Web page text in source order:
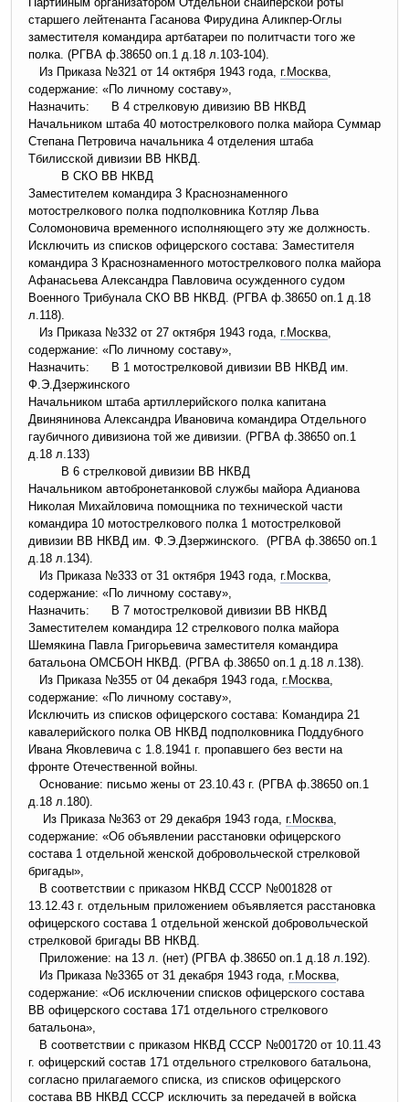
старшего лейтенанта Гасанова Фирудина Аликпер-Оглы
заместителя командира артбатареи по политчасти того же
полка. (РГВА ф.38650 оп.1 д.18 л.103-104).
Из Приказа №321 от 14 октября 1943 года, г.Москва
содержание: «По личному составу»,
Назначить: В 4 стрелковую дивизию ВВ НКВД
Начальником штаба 40 мотострелкового полка майора Суммар
Степана Петровича начальника 4 отделения штаба
Тбилисской дивизии ВВ НКВД.
В СКО ВВ НКВД
Заместителем командира 3 Краснознаменного
мотострелкового полка подполковника Котляр Льва
Соломоновича временного исполняющего эту же должность.
Исключить из списков офицерского состава: Заместителя
командира 3 Краснознаменного мотострелкового полка майора
Афанасьева Александра Павловича осужденного судом
Военного Трибунала СКО ВВ НКВД. (РГВА ф.38650 оп.1 д.18
л.118).
Из Приказа №332 от 27 октября 1943 года, г.Москва
содержание: «По личному составу»,
Назначить: В 1 мотострелковой дивизии ВВ НКВД им.
Ф.Э.Дзержинского
Начальником штаба артиллерийского полка капитана
Двинянинова Александра Ивановича командира Отдельного
гаубичного дивизиона той же дивизии. (РГВА ф.38650 оп.1
д.18 л.133)
В 6 стрелковой дивизии ВВ НКВД
Начальником автобронетанковой службы майора Адианова
Николая Михайловича помощника по технической части
командира 10 мотострелкового полка 1 мотострелковой
дивизии ВВ НКВД им. Ф.Э.Дзержинского. (РГВА ф.38650 оп.1
д.18 л.134).
Из Приказа №333 от 31 октября 1943 года, г.Москва
содержание: «По личному составу»,
Назначить: В 7 мотострелковой дивизии ВВ НКВД
Заместителем командира 12 стрелкового полка майора
Шемякина Павла Григорьевича заместителя командира
батальона ОМСБОН НКВД. (РГВА ф.38650 оп.1 д.18 л.138).
Из Приказа №355 от 04 декабря 1943 года, г.Москва
содержание: «По личному составу»,
Исключить из списков офицерского состава: Командира 21
кавалерийского полка ОВ НКВД подполковника Поддубного
Ивана Яковлевича с 1.8.1941 г. пропавшего без вести на
фронте Отечественной войны.
Основание: письмо жены от 23.10.43 г. (РГВА ф.38650 оп.1
д.18 л.180).
Из Приказа №363 от 29 декабря 1943 года, г.Москва
содержание: «Об объявлении расстановки офицерского
состава 1 отдельной женской добровольческой стрелковой
бригады»,
В соответствии с приказом НКВД СССР №001828 от
13.12.43 г. отдельным приложением объявляется расстановка
офицерского состава 1 отдельной женской добровольческой
стрелковой бригады ВВ НКВД.
Приложение: на 13 л. (нет) (РГВА ф.38650 оп.1 д.18 л.192).
Из Приказа №3365 от 31 декабря 1943 года, г.Москва
содержание: «Об исключении списков офицерского состава
ВВ офицерского состава 171 отдельного стрелкового
батальона»,
В соответствии с приказом НКВД СССР №001720 от 10.11.43
г. офицерский состав 171 отдельного стрелкового батальона,
согласно прилагаемого списка, из списков офицерского
состава ВВ НКВД СССР исключить за передачей в войска